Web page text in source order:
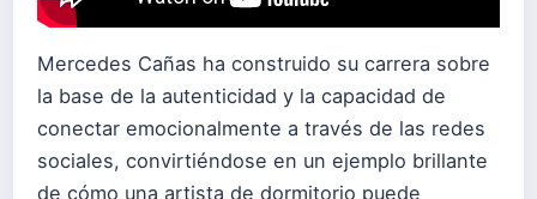
Mercedes Cañas ha construido su carrera sobre
la base de la autenticidad y la capacidad de
conectar emocionalmente a través de las redes
sociales, convirtiéndose en un ejemplo brillante
de cómo una artista de dormitorio puede